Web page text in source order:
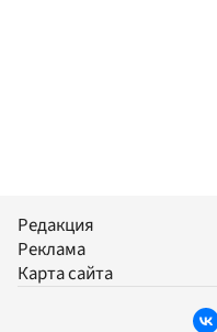
Редакция
Реклама
Карта сайта